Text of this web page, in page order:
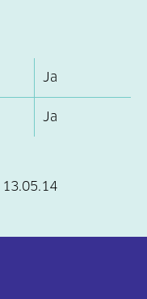
Ja
Ja
13.05.14